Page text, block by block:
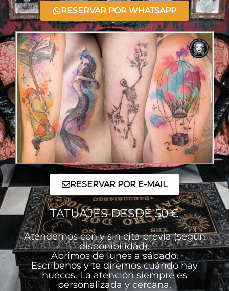
RESERVAR POR WHATSAPP
RESERVAR POR E-MAIL
TATUAJES DESDE 50 €
Atendemos con y sin cita previa (según
disponibilidad).
Abrimos de lunes a sábado.
Escríbenos y te diremos cuándo hay
huecos. La atención siempre es
personalizada y cercana.